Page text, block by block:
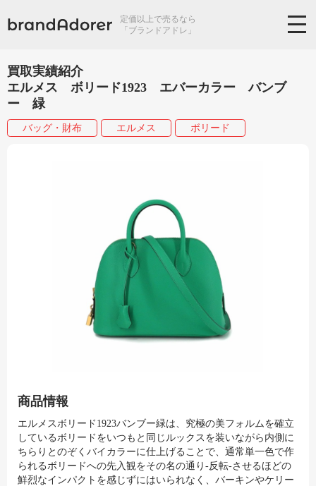
定価以上で売るなら
「ブランドアドレ」
買取実績紹介
エルメス ボリード1923 エバーカラー バンブ
ー 緑
バッグ・財布 エルメス ボリード
商品情報
エルメスボリード1923バンブー緑は、究極の美フォルムを確立
しているボリードをいつもと同じルックスを装いながら内側に
ちらりとのぞくバイカラーに仕上げることで、通常単一色で作
られるボリードへの先入観をその名の通り-反転-させるほどの
鮮烈なインパクトを感じずにはいられなく、バーキンやケリー